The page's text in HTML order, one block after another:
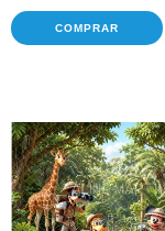
COMPRAR